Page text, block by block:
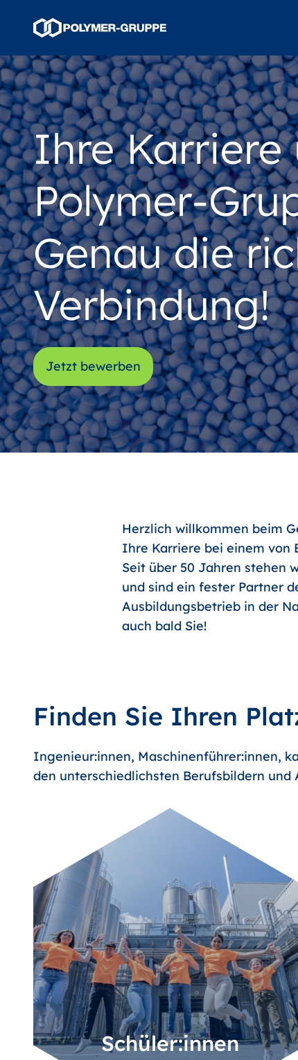
Ihre Karriere
Polymer-
Genau die
Verbindung!
Jetzt bewerben
Herzlich willkommen beim
Ihre Karriere bei einem von
Seit über 50 Jahren stehen
und sind ein fester Partner
Ausbildungsbetrieb in der
auch bald Sie!
Finden Sie Ihren
Ingenieur:innen, Maschinenführer:innen,
den unterschiedlichsten Berufsbildern
Schüler:innen